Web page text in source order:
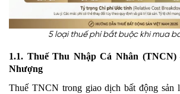
5 loại thuế phí bắt buộc khi mua
1.1. Thuế Thu Nhập Cá Nhân (TNCN)
Nhượng
Thuế TNCN trong giao dịch bất động sản